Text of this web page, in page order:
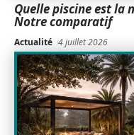
Quelle piscine est la
Notre comparatif
Actualité 4 juillet 2026